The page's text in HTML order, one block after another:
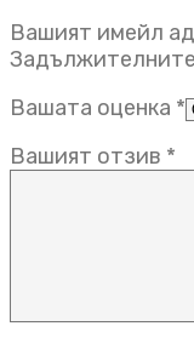
Вашият имейл
Вашата оценка *
Вашият отзив *